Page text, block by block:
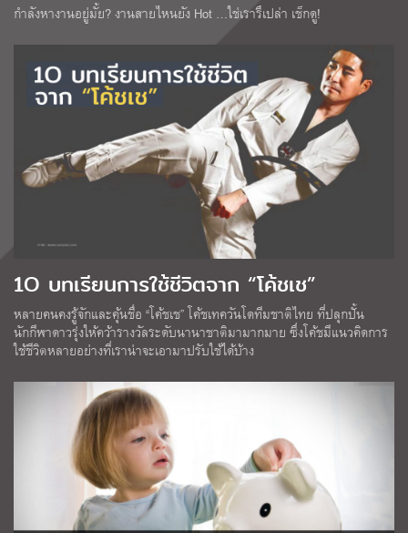
กำลังหางานอยู่มั้ย? งานสายไหนยัง Hot …ใช่เรารึเปล่า เช็กดู!
1O บทเรียนการใช้ชีวิตจาก “โค้ชเช”
หลายคนคงรู้จักและคุ้นชื่อ “โค้ชเช” โค้ชเทควันโดทีมชาติไทย ที่ปลุกปั้น
นักกีฬาดาวรุ่งให้คว้ารางวัลระดับนานาชาติมามากมาย ซึ่งโค้ชมีแนวคิดการ
ใช้ชีวิตหลายอย่างที่เราน่าจะเอามาปรับใช้ได้บ้าง